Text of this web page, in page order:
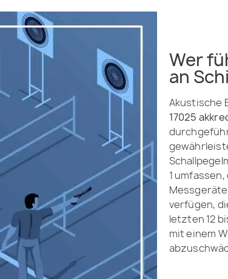
Wer
an
Akustische
17025
1
verfügen,
letzten 12
mit einem